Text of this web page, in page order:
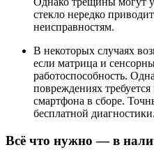
стекло нередко
неисправностям.
В некоторых случаях
если матрица и
работоспособность.
повреждениях
смартфона в сборе.
бесплатной диагностики.
Всё что нужно — в